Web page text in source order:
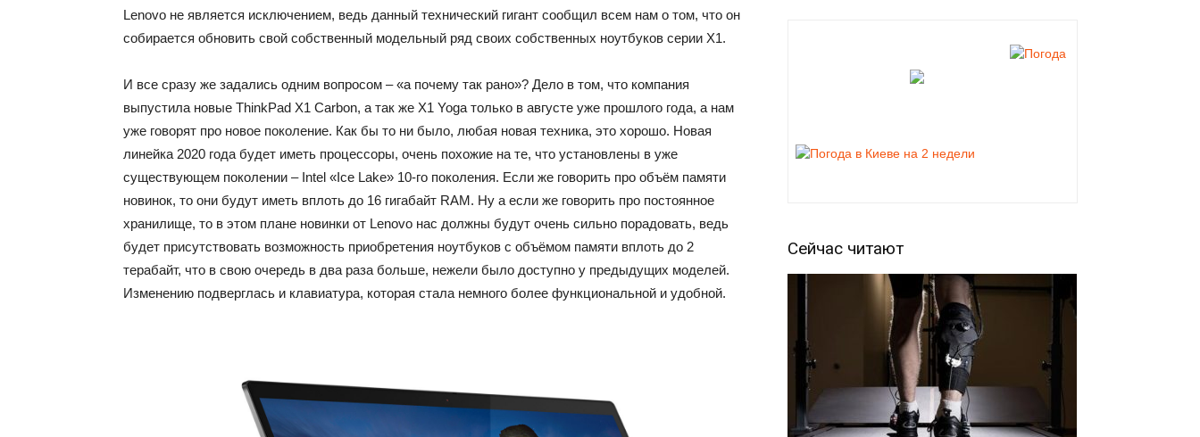
Lenovo не является исключением, ведь данный технический гигант сообщил всем нам о том, что он
собирается обновить свой собственный модельный ряд своих собственных ноутбуков серии X1.
И все сразу же задались одним вопросом – «а почему так рано»? Дело в том, что компания
выпустила новые ThinkPad X1 Carbon, а так же X1 Yoga только в августе уже прошлого года, а нам
уже говорят про новое поколение. Как бы то ни было, любая новая техника, это хорошо. Новая
линейка 2020 года будет иметь процессоры, очень похожие на те, что установлены в уже
существующем поколении – Intel «Ice Lake» 10-го поколения. Если же говорить про объём памяти
новинок, то они будут иметь вплоть до 16 гигабайт RAM. Ну а если же говорить про постоянное
хранилище, то в этом плане новинки от Lenovo нас должны будут очень сильно порадовать, ведь
будет присутствовать возможность приобретения ноутбуков с объёмом памяти вплоть до 2
терабайт, что в свою очередь в два раза больше, нежели было доступно у предыдущих моделей.
Изменению подверглась и клавиатура, которая стала немного более функциональной и удобной.
Сейчас читают